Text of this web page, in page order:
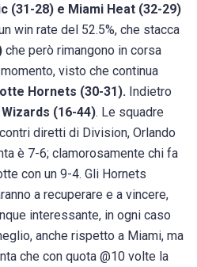
(31-28) e Miami Heat (32-29)
win rate del 52.5%, che stacca
che però rimangono in corsa
visto che continua
Hornets (30-31). Indietro
(16-44). Le squadre
diretti di Division, Orlando
è 7-6; clamorosamente chi fa
con un 9-4. Gli Hornets
a recuperare e a vincere,
interessante, in ogni caso
anche rispetto a Miami, ma
che con quota @10 volte la